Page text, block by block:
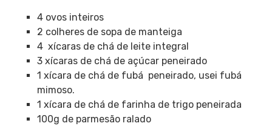
4 ovos inteiros
2 colheres de sopa de manteiga
4 xícaras de chá de leite integral
3 xícaras de chá de açúcar peneirado
1 xícara de chá de fubá peneirado, usei fubá
mimoso.
1 xícara de chá de farinha de trigo peneirada
100g de parmesão ralado